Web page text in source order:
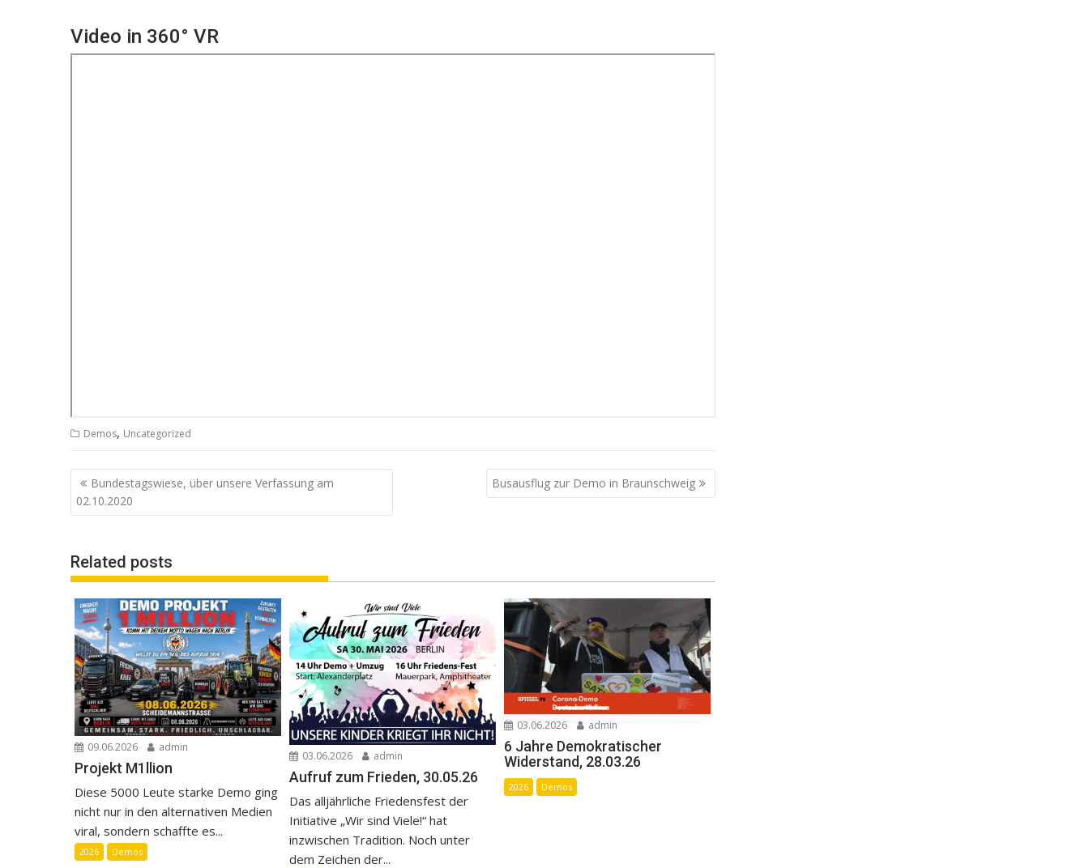
Video in 360° VR
Demos, Uncategorized
Beitrags-
Navigation
Bundestagswiese, über unsere Verfassung am
02.10.2020
Busausflug zur Demo in Braunschweig
Related posts
09.06.2026 admin
Projekt M1llion
Diese 5000 Leute starke Demo ging
nicht nur in den alternativen Medien
viral, sondern schaffte es...
2026 Demos
03.06.2026 admin
Aufruf zum Frieden, 30.05.26
Das alljährliche Friedensfest der
Initiative „Wir sind Viele!“ hat
inzwischen Tradition. Noch unter
dem Zeichen der...
03.06.2026 admin
6 Jahre Demokratischer
Widerstand, 28.03.26
2026 Demos